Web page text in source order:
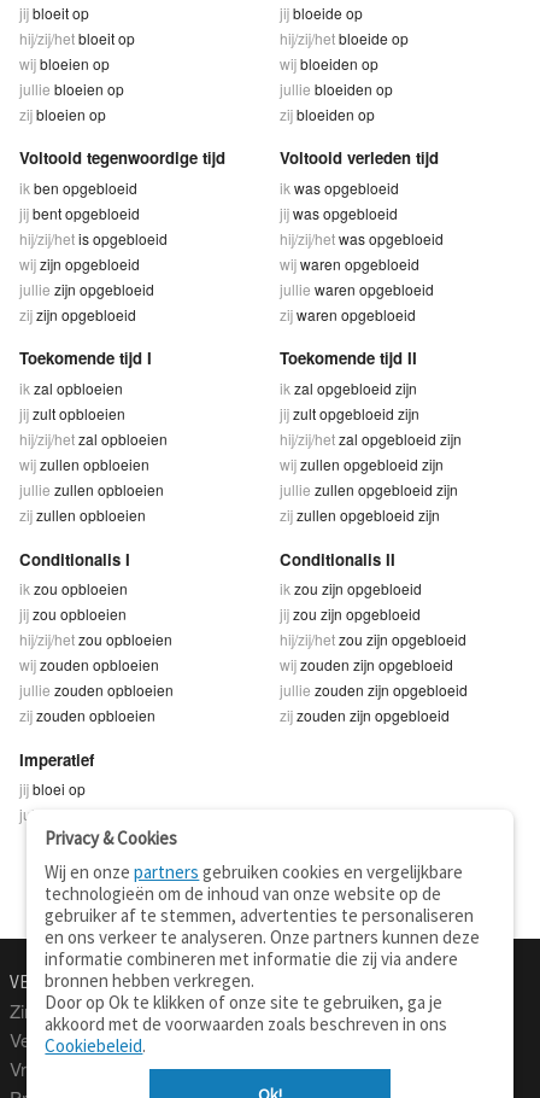
jijbloeit op
hij/zij/hetbloeit op
wijbloeien op
jullie bloeien op
zijbloeien op
jijbloeide op
hij/zij/hetbloeide op
wijbloeiden op
jullie bloeiden op
zijbloeiden op
Voltooid tegenwoordige tijd
ik ben opgebloeid
jijbent opgebloeid
hij/zij/hetis opgebloeid
wijzijn opgebloeid
jullie zijn opgebloeid
zijzijn opgebloeid
Voltooid verleden tijd
ik was opgebloeid
jijwas opgebloeid
hij/zij/hetwas opgebloeid
wijwaren opgebloeid
jullie waren opgebloeid
zijwaren opgebloeid
Toekomende tijd I
ik zal opbloeien
jijzult opbloeien
hij/zij/hetzal opbloeien
wijzullen opbloeien
jullie zullen opbloeien
zijzullen opbloeien
Toekomende tijd II
ik zal opgebloeid zijn
jijzult opgebloeid zijn
hij/zij/hetzal opgebloeid zijn
wijzullen opgebloeid zijn
jullie zullen opgebloeid zijn
zijzullen opgebloeid zijn
Conditionalis I
ik zou opbloeien
jijzou opbloeien
hij/zij/hetzou opbloeien
wijzouden opbloeien
jullie zouden opbloeien
zijzouden opbloeien
Conditionalis II
ik zou zijn opgebloeid
jijzou zijn opgebloeid
hij/zij/hetzou zijn opgebloeid
wijzouden zijn opgebloeid
jullie zouden zijn opgebloeid
zijzouden zijn opgebloeid
Imperatief
jijbloei op
jullie
VERTALEN.NU
Zinnen vertalen
Verklarend woordenboek
Vraagbaak
Over deze site
Privacy
Privacy & Cookies
Wij en onzepartners gebruiken cookies en vergelijkbare
technologieën om de inhoud van onze website op de
gebruiker af te stemmen, advertenties te personaliseren
en ons verkeer te analyseren. Onze partners kunnen deze
informatie combineren met informatie die zij via andere
bronnen hebben verkregen.
Door op Ok te klikken of onze site te gebruiken, ga je
akkoord met de voorwaarden zoals beschreven in ons
Cookiebeleid.